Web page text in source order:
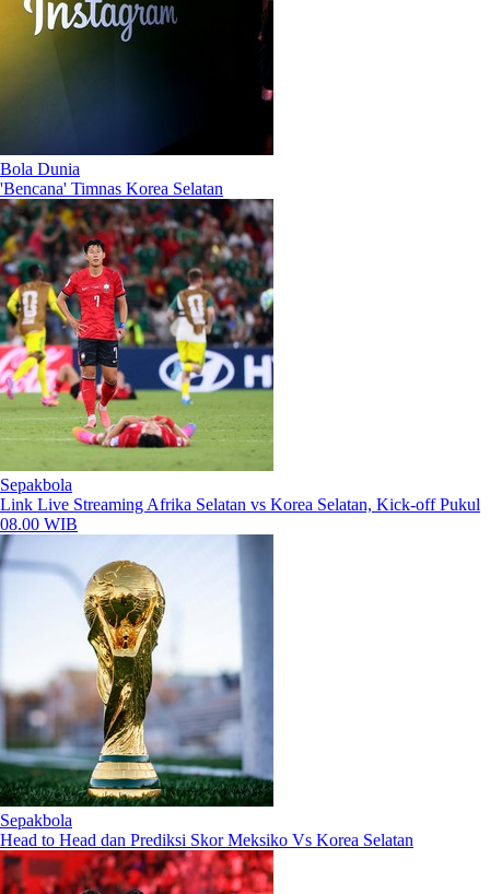
Bola Dunia
'Bencana' Timnas Korea Selatan
Sepakbola
Link Live Streaming Afrika Selatan vs Korea Selatan, Kick-off Pukul
08.00 WIB
Sepakbola
Head to Head dan Prediksi Skor Meksiko Vs Korea Selatan